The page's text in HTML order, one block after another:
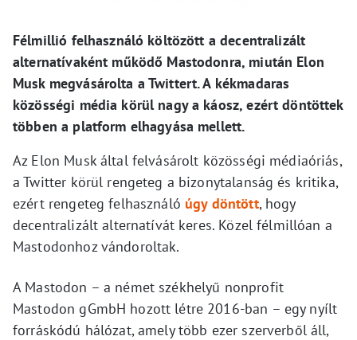
Félmillió felhasználó költözött a decentralizált
alternatívaként működő Mastodonra, miután Elon
Musk megvásárolta a Twittert. A kékmadaras
közösségi média körül nagy a káosz, ezért döntöttek
többen a platform elhagyása mellett.
Az Elon Musk által felvásárolt közösségi médiaóriás,
a Twitter körül rengeteg a bizonytalanság és kritika,
ezért rengeteg felhasználó úgy döntött, hogy
decentralizált alternatívát keres. Közel félmillóan a
Mastodonhoz vándoroltak.
A Mastodon – a német székhelyű nonprofit
Mastodon gGmbH hozott létre 2016-ban – egy nyílt
forráskódú hálózat, amely több ezer szerverből áll,